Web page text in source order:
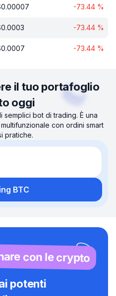
0.00007 -73.44 %
0.0003 -73.44 %
0.0007 -73.44 %
il tuo portafoglio
oggi
bot di trading. È una
con ordini smart
pratiche.
BTC
con le crypto
potenti